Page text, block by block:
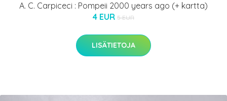
A. C. Carpiceci : Pompeii 2000 years ago (+ kartta)
4 EUR 5 EUR
LISÄTIETOJA